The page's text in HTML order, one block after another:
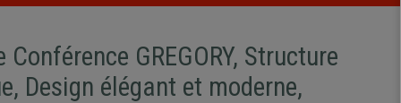
Conférence GREGORY, Structure
Design élégant et moderne,